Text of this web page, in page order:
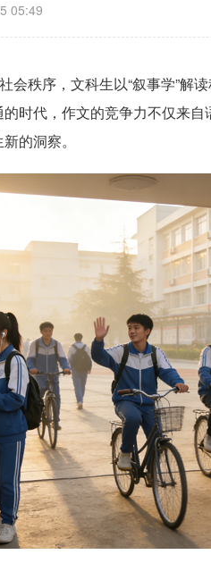
05:49
会秩序，文科生以“叙事学”
时代，作文的竞争力不仅来
的洞察。